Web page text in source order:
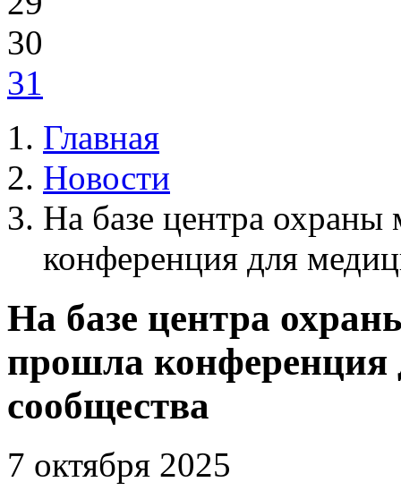
30
31
Главная
Новости
На базе центра охраны
конференция для
На базе центра
прошла конференция
сообщества
7 октября 2025